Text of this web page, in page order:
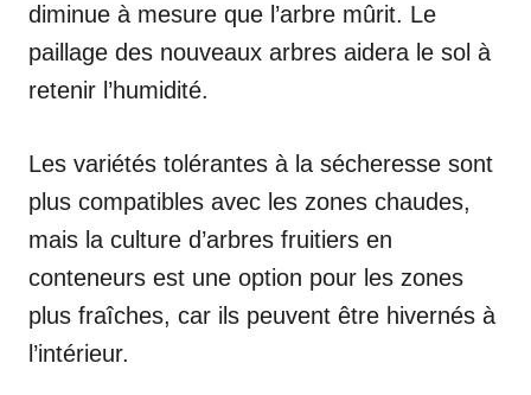
diminue à mesure que l’arbre mûrit. Le
paillage des nouveaux arbres aidera le sol à
retenir l’humidité.
Les variétés tolérantes à la sécheresse sont
plus compatibles avec les zones chaudes,
mais la culture d’arbres fruitiers en
conteneurs est une option pour les zones
plus fraîches, car ils peuvent être hivernés à
l’intérieur.